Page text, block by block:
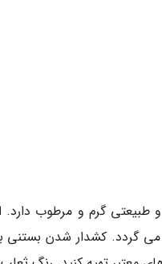
گرم و مرطوب دارد.
گردد. کشدار شدن بستنی